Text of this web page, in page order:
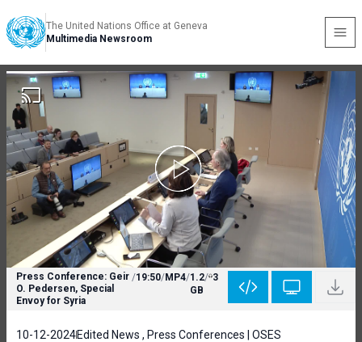
The United Nations Office at Geneva
Multimedia Newsroom
Press Conference: Geir
O. Pedersen, Special
Envoy for Syria
/19:50/MP4/1.2
GB
/ 3
10-12-2024Edited News , Press Conferences | OSES